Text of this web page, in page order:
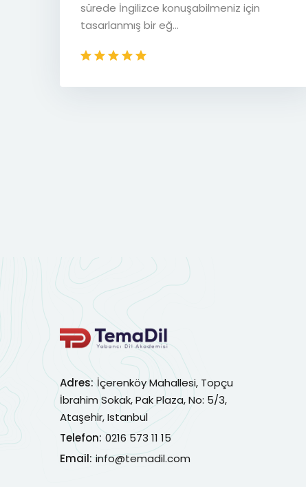
sürede İngilizce konuşabilmeniz için
tasarlanmış bir eğ...
Adres: İçerenköy Mahallesi, Topçu
İbrahim Sokak, Pak Plaza, No: 5/3,
Ataşehir, Istanbul
Telefon: 0216 573 11 15
Email: info@temadil.com